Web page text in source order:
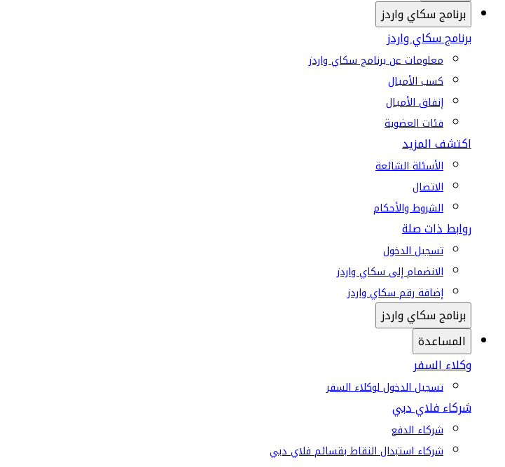
برنامج سكاي واردز
برنامج سكاي واردز
معلومات عن برنامج سكاي واردز
كسب الأميال
إنفاق الأميال
فئات العضوية
اكتشف المزيد
الأسئلة الشائعة
الاتصال
الشروط والأحكام
روابط ذات صلة
تسجيل الدخول
الانضمام إلى سكاي واردز
إضافة رقم سكاي واردز
برنامج سكاي واردز
المساعدة
وكلاء السفر
تسجيل الدخول لوكلاء السفر
شركاء فلاي دبي
شركاء الدفع
شركاء استبدال النقاط بقسائم فلاي دبي